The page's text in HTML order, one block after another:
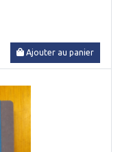
Ajouter au panier